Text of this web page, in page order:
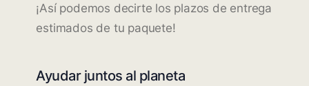
¡Así podemos decirte los plazos de entrega
estimados de tu paquete!
Ayudar juntos al planeta